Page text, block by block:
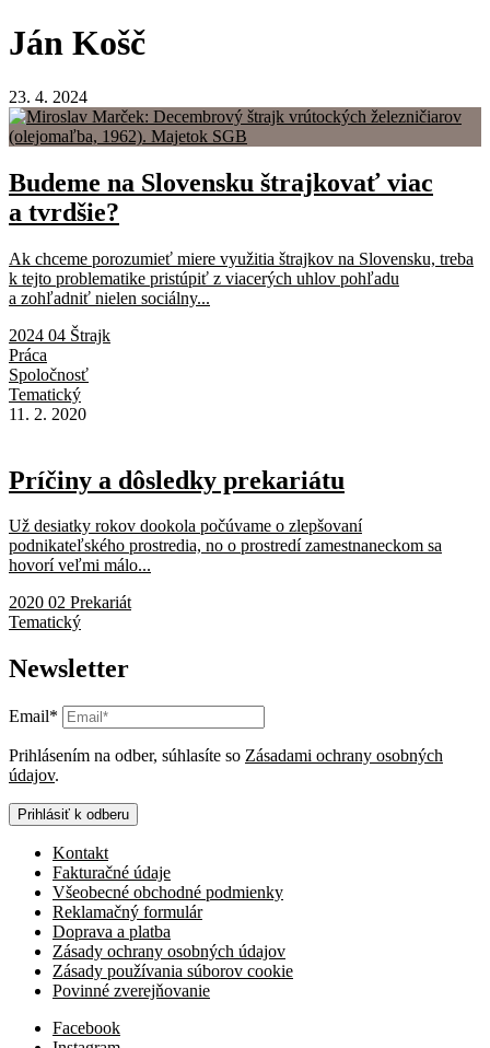
Ján Košč
23. 4. 2024
Budeme na Slovensku štrajkovať viac
a tvrdšie?
Ak chceme porozumieť miere využitia štrajkov na Slovensku, treba
k tejto problematike pristúpiť z viacerých uhlov pohľadu
a zohľadniť nielen sociálny...
2024 04 Štrajk
Práca
Spoločnosť
Tematický
11. 2. 2020
Príčiny a dôsledky prekariátu
Už desiatky rokov dookola počúvame o zlepšovaní
podnikateľského prostredia, no o prostredí zamestnaneckom sa
hovorí veľmi málo...
2020 02 Prekariát
Tematický
Newsletter
Email*
Prihlásením na odber, súhlasíte so Zásadami ochrany osobných
údajov.
Prihlásiť k odberu
Kontakt
Fakturačné údaje
Všeobecné obchodné podmienky
Reklamačný formulár
Doprava a platba
Zásady ochrany osobných údajov
Zásady používania súborov cookie
Povinné zverejňovanie
Facebook